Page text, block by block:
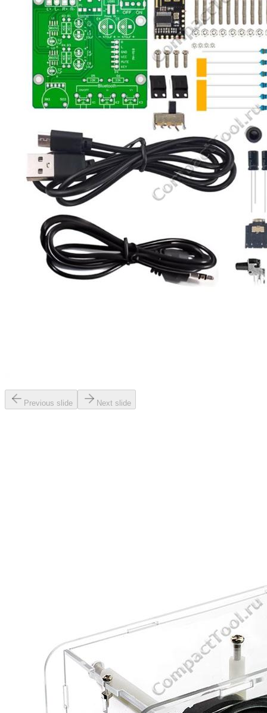
Previous slide Next slide